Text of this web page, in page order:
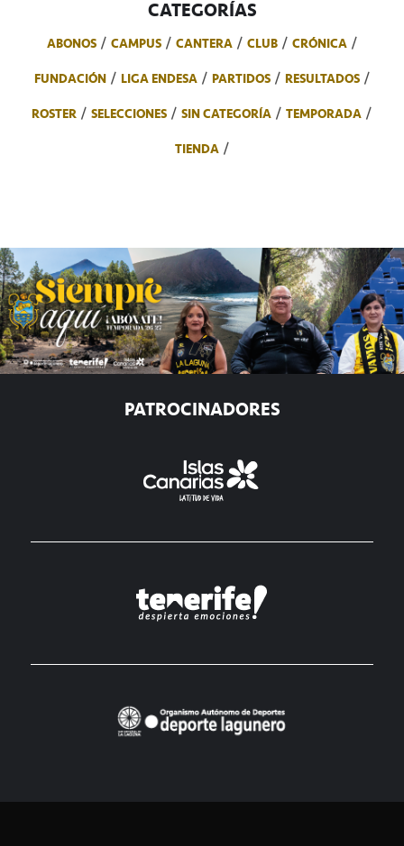
CATEGORÍAS
ABONOS CAMPUS CANTERA CLUB
CRÓNICA
FUNDACIÓN
LIGA ENDESA PARTIDOS
RESULTADOS
ROSTER
SELECCIONES SIN CATEGORÍA
TEMPORADA
TIENDA
PATROCINADORES